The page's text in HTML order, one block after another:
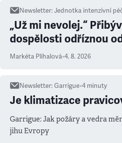
Newsletter:Jednotka intenzivní
„Už mi nevolej.“
dospělosti odříznou
Markéta Plíhalová•4. 8. 2026
Newsletter:Garrigue•4 minuty
Je klimatizace
Garrigue: Jak požáry a vedra
jihu Evropy